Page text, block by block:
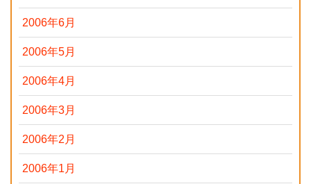
2006年6月
2006年5月
2006年4月
2006年3月
2006年2月
2006年1月